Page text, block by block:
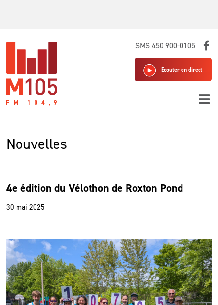
SMS 450 900-0105
Écouter en direct
Nouvelles
4e édition du Vélothon de Roxton Pond
30 mai 2025